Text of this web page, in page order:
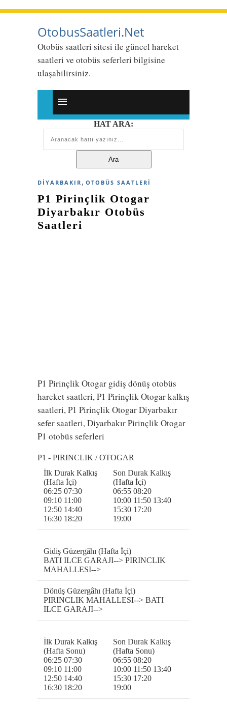
OtobusSaatleri.Net
Otobüs saatleri sitesi ile güncel hareket
saatleri ve otobüs seferleri bilgisine
ulaşabilirsiniz.
HAT ARA:
DIYARBAKIR , OTOBÜS SAATLERI
P1 Pirinçlik Otogar
Diyarbakır Otobüs
Saatleri
P1 Pirinçlik Otogar gidiş dönüş otobüs
hareket saatleri, P1 Pirinçlik Otogar kalkış
saatleri, P1 Pirinçlik Otogar Diyarbakır
sefer saatleri, Diyarbakır Pirinçlik Otogar
P1 otobüs seferleri
P1 - PIRINCLIK / OTOGAR
İlk Durak Kalkış
(Hafta İçi)
06:25 07:30
09:10 11:00
12:50 14:40
16:30 18:20
Son Durak Kalkış
(Hafta İçi)
06:55 08:20
10:00 11:50 13:40
15:30 17:20
19:00
Gidiş Güzergâhı (Hafta İçi)
BATI ILCE GARAJI--> PIRINCLIK
MAHALLESI-->
Dönüş Güzergâhı (Hafta İçi)
PIRINCLIK MAHALLESI--> BATI
ILCE GARAJI-->
İlk Durak Kalkış
(Hafta Sonu)
06:25 07:30
09:10 11:00
12:50 14:40
16:30 18:20
Son Durak Kalkış
(Hafta Sonu)
06:55 08:20
10:00 11:50 13:40
15:30 17:20
19:00